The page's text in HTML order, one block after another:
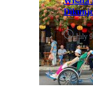
July